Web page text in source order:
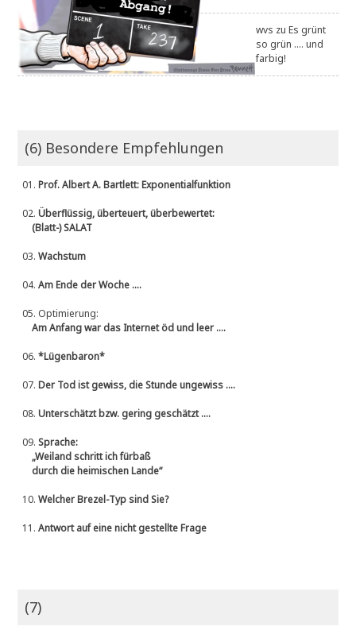
wvs zuEs grünt
so grün .... und
farbig!
(6) Besondere Empfehlungen
01.Prof. Albert A. Bartlett: Exponentialfunktion
02.Überflüssig, überteuert, überbewertet:
(Blatt-) SALAT
03.Wachstum
04.Am Ende der Woche ....
05. Optimierung:
Am Anfang war das Internet öd und leer ....
06.*Lügenbaron*
07.Der Tod ist gewiss, die Stunde ungewiss ....
08.Unterschätzt bzw. gering geschätzt ....
09.Sprache:
„Weiland schritt ich fürbaß
durch die heimischen Lande“
10.Welcher Brezel-Typ sind Sie?
11.Antwort auf eine nicht gestellte Frage
(7)